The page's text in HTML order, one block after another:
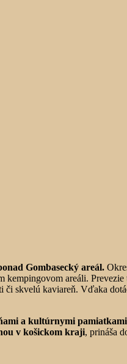
Gombasecký areál.
kempingovom areáli.
skvelú kaviareň. Vďaka
a kultúrnymi pamiatkami
v košickom kraji, prináša